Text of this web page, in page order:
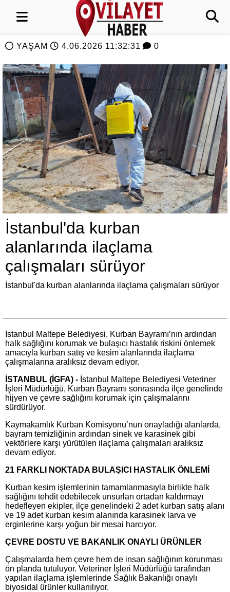
YAŞAM 4.06.2026 11:32:31 0
İstanbul'da kurban
alanlarında ilaçlama
çalışmaları sürüyor
İstanbul'da kurban alanlarında ilaçlama çalışmaları sürüyor
İstanbul Maltepe Belediyesi, Kurban Bayramı’nın ardından
halk sağlığını korumak ve bulaşıcı hastalık riskini önlemek
amacıyla kurban satış ve kesim alanlarında ilaçlama
çalışmalarına aralıksız devam ediyor.
İSTANBUL (İGFA) - İstanbul Maltepe Belediyesi Veteriner
İşleri Müdürlüğü, Kurban Bayramı sonrasında ilçe genelinde
hijyen ve çevre sağlığını korumak için çalışmalarını
sürdürüyor.
Kaymakamlık Kurban Komisyonu’nun onayladığı alanlarda,
bayram temizliğinin ardından sinek ve karasinek gibi
vektörlere karşı yürütülen ilaçlama çalışmaları aralıksız
devam ediyor.
21 FARKLI NOKTADA BULAŞICI HASTALIK ÖNLEMİ
Kurban kesim işlemlerinin tamamlanmasıyla birlikte halk
sağlığını tehdit edebilecek unsurları ortadan kaldırmayı
hedefleyen ekipler, ilçe genelindeki 2 adet kurban satış alanı
ve 19 adet kurban kesim alanında karasinek larva ve
erginlerine karşı yoğun bir mesai harcıyor.
ÇEVRE DOSTU VE BAKANLIK ONAYLI ÜRÜNLER
Çalışmalarda hem çevre hem de insan sağlığının korunması
ön planda tutuluyor. Veteriner İşleri Müdürlüğü tarafından
yapılan ilaçlama işlemlerinde Sağlık Bakanlığı onaylı
biyosidal ürünler kullanılıyor.